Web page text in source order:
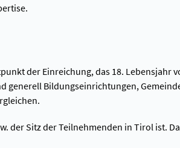
der Einreichung, das 18. Lebensjahr
generell Bildungseinrichtungen,
der Sitz der Teilnehmenden in Tirol ist.